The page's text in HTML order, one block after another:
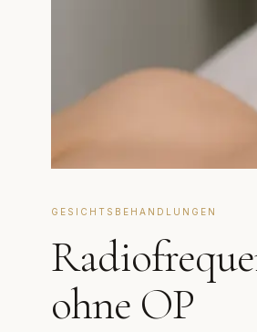
GESICHTSBEHANDLUNGEN
ohne OP